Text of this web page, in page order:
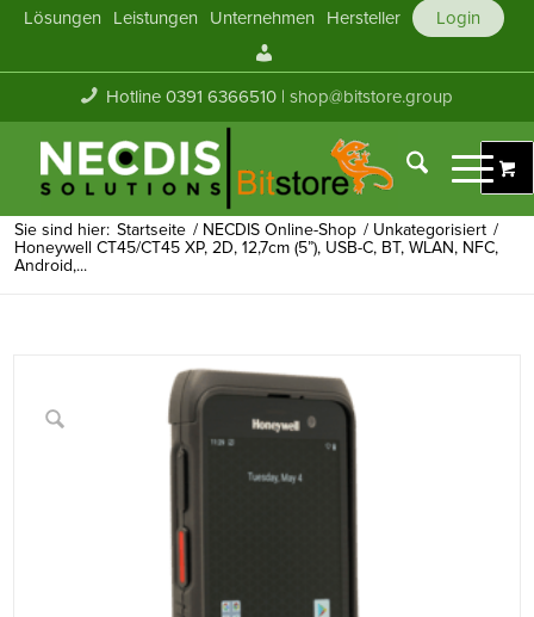
Lösungen Leistungen Unternehmen Hersteller
Login
Konto
Hotline 0391 6366510 |shop@bitstore.group
Sie sind hier: Startseite / NECDIS Online-Shop / Unkategorisiert /
Honeywell CT45/CT45 XP, 2D, 12,7cm (5”), USB-C, BT, WLAN, NFC,
Android,...